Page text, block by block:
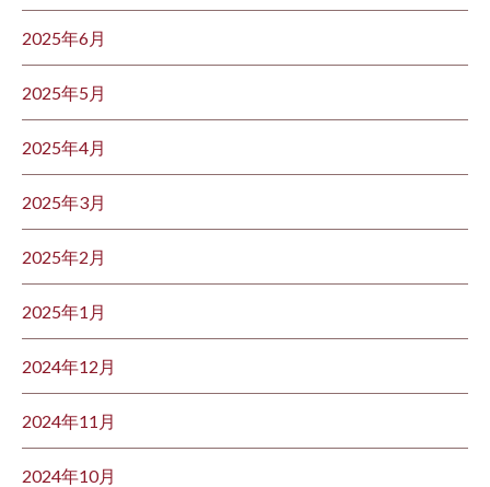
2025年6月
2025年5月
2025年4月
2025年3月
2025年2月
2025年1月
2024年12月
2024年11月
2024年10月